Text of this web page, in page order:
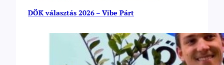
DÖK választás 2026 – Vibe Párt